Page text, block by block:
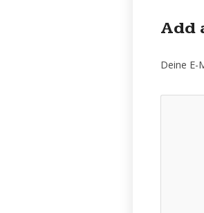
Add
Deine E-